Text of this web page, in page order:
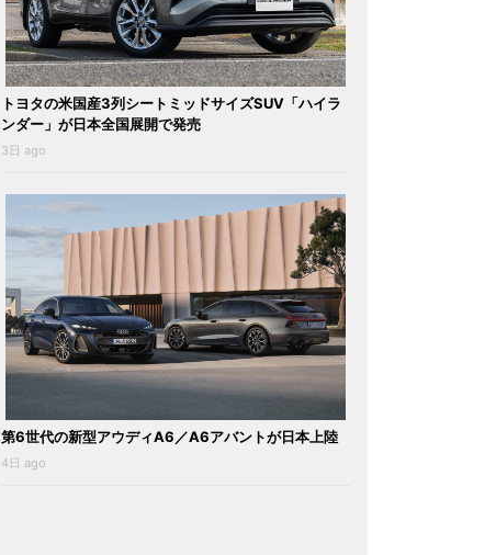
トヨタの米国産3列シートミッドサイズSUV「ハイラ
ンダー」が日本全国展開で発売
3日 ago
第6世代の新型アウディA6／A6アバントが日本上陸
4日 ago